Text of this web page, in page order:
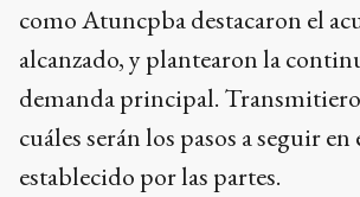
como Atuncpba destacaron el
alcanzado, y plantearon la
demanda principal.
cuáles serán los pasos a seguir
establecido por las partes.